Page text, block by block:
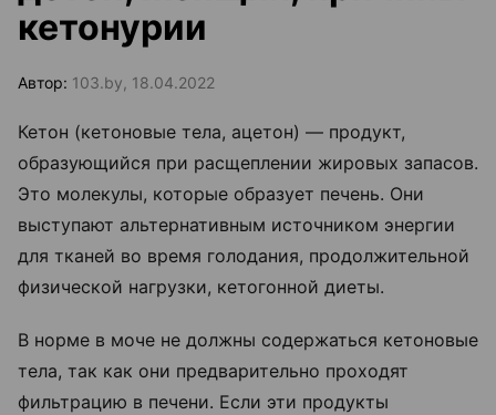
кетонурии
Автор: 103.by, 18.04.2022
Кетон (кетоновые тела, ацетон) — продукт,
образующийся при расщеплении жировых запасов.
Это молекулы, которые образует печень. Они
выступают альтернативным источником энергии
для тканей во время голодания, продолжительной
физической нагрузки, кетогонной диеты.
В норме в моче не должны содержаться кетоновые
тела, так как они предварительно проходят
фильтрацию в печени. Если эти продукты